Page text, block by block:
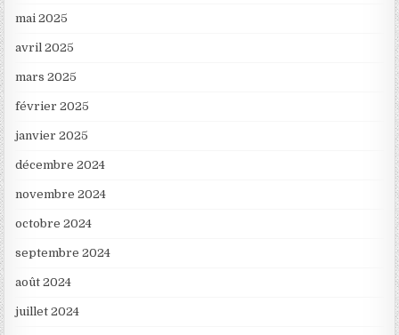
mai 2025
avril 2025
mars 2025
février 2025
janvier 2025
décembre 2024
novembre 2024
octobre 2024
septembre 2024
août 2024
juillet 2024